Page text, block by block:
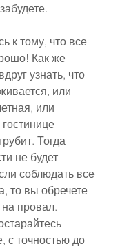
к тому, что все
Как же
узнать, что
или
или
Тогда
не будет
соблюдать все
то вы обречете
провал.
с точностью до